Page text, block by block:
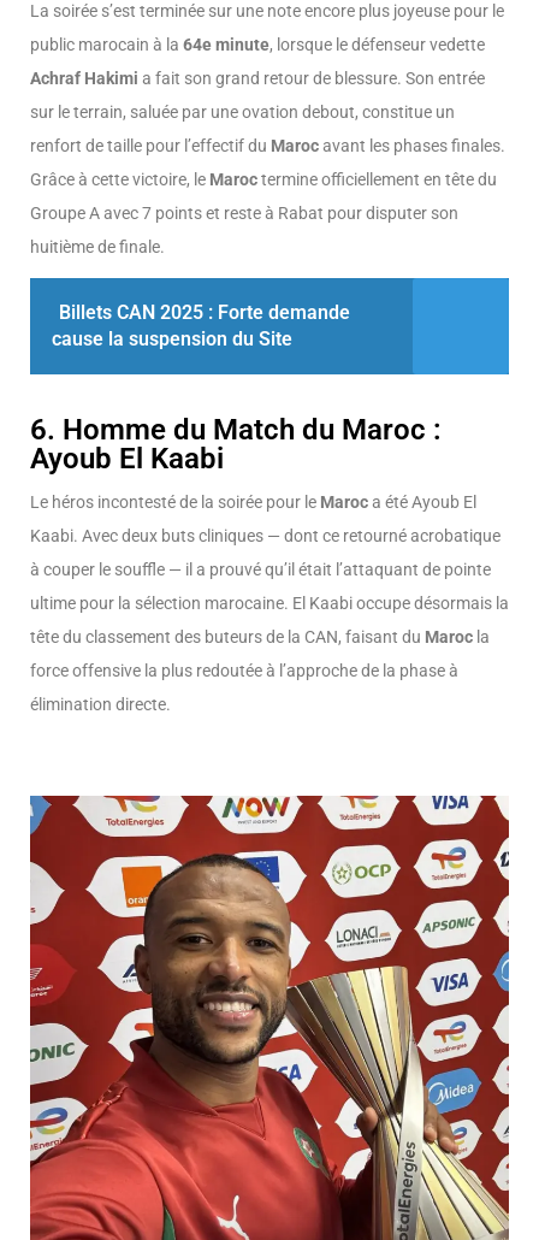
La soirée s’est terminée sur une note encore plus joyeuse pour le
public marocain à la 64e minute, lorsque le défenseur vedette
Achraf Hakimi a fait son grand retour de blessure. Son entrée
sur le terrain, saluée par une ovation debout, constitue un
renfort de taille pour l’effectif du Marocavant les phases finales.
Grâce à cette victoire, le Maroctermine officiellement en tête du
Groupe A avec 7 points et reste à Rabat pour disputer son
huitième de finale.
Billets CAN 2025 : Forte demande
cause la suspension du Site
6. Homme du Match du Maroc :
Ayoub El Kaabi
Le héros incontesté de la soirée pour le Maroca été Ayoub El
Kaabi. Avec deux buts cliniques — dont ce retourné acrobatique
à couper le souffle — il a prouvé qu’il était l’attaquant de pointe
ultime pour la sélection marocaine. El Kaabi occupe désormais la
tête du classement des buteurs de la CAN, faisant du Maroc la
force offensive la plus redoutée à l’approche de la phase à
élimination directe.